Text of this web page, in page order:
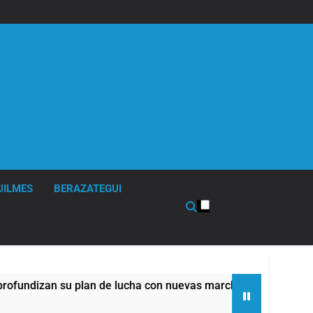
BERAZATEGUI
lucha con nuevas marchas contra el Gobierno